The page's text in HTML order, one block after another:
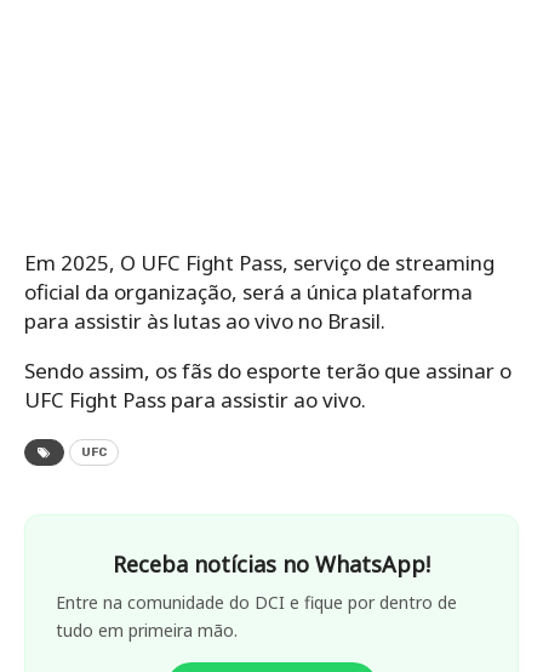
Em 2025, O UFC Fight Pass, serviço de streaming
oficial da organização, será a única plataforma
para assistir às lutas ao vivo no Brasil.
Sendo assim, os fãs do esporte terão que assinar o
UFC Fight Pass para assistir ao vivo.
UFC
Receba notícias no WhatsApp!
Entre na comunidade do DCI e fique por dentro de
tudo em primeira mão.